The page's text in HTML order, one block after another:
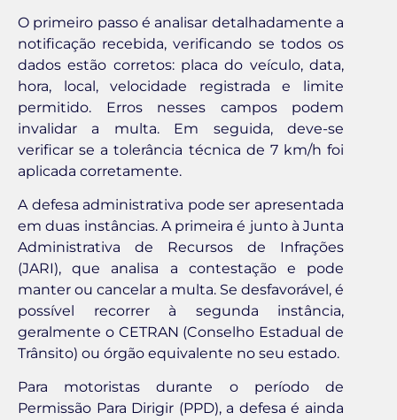
O primeiro passo é analisar detalhadamente a
notificação recebida, verificando se todos os
dados estão corretos: placa do veículo, data,
hora, local, velocidade registrada e limite
permitido. Erros nesses campos podem
invalidar a multa. Em seguida, deve-se
verificar se a tolerância técnica de 7 km/h foi
aplicada corretamente.
A defesa administrativa pode ser apresentada
em duas instâncias. A primeira é junto à Junta
Administrativa de Recursos de Infrações
(JARI), que analisa a contestação e pode
manter ou cancelar a multa. Se desfavorável, é
possível recorrer à segunda instância,
geralmente o CETRAN (Conselho Estadual de
Trânsito) ou órgão equivalente no seu estado.
Para motoristas durante o período de
Permissão Para Dirigir (PPD), a defesa é ainda